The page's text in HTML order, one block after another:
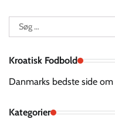
Søg
efter:
Kroatisk Fodbold
Danmarks bedste side
Kategorier